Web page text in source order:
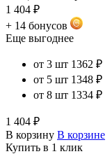
1 404 ₽
+ 14 бонусов
Еще выгоднее
от 3 шт 1362 ₽
от 5 шт 1348 ₽
от 8 шт 1334 ₽
1 404 ₽
В корзину В корзине
Купить в 1 клик